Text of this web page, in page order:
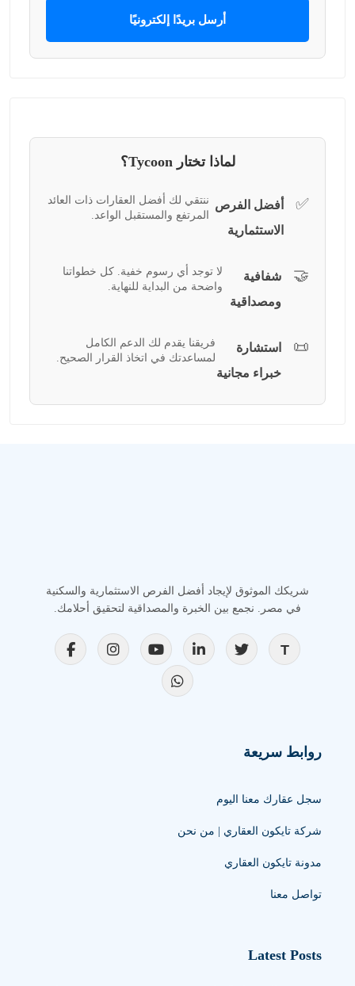
أرسل بريدًا إلكترونيًا
لماذا تختار Tycoon؟
✅
أفضل الفرص
الاستثمارية
ننتقي لك أفضل العقارات ذات العائد
المرتفع والمستقبل الواعد.
🤝
شفافية
ومصداقية
لا توجد أي رسوم خفية. كل خطواتنا
واضحة من البداية للنهاية.
📜
استشارة
خبراء مجانية
فريقنا يقدم لك الدعم الكامل
لمساعدتك في اتخاذ القرار الصحيح.
شريكك الموثوق لإيجاد أفضل الفرص الاستثمارية والسكنية
في مصر. نجمع بين الخبرة والمصداقية لتحقيق أحلامك.
روابط سريعة
سجل عقارك معنا اليوم
شركة تايكون العقاري | من نحن
مدونة تايكون العقاري
تواصل معنا
Latest Posts